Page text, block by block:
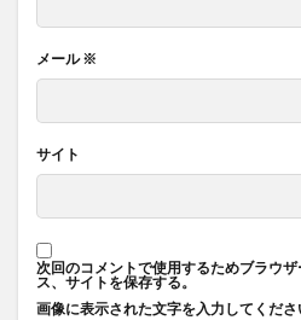
メール※
サイト
次回のコメントで使用するためブラウ
ス、サイトを保存する。
画像に表示された文字を入力してくださ